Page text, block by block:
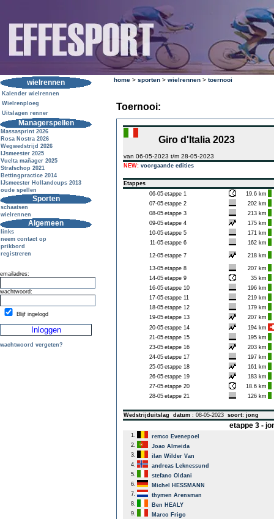
wielrennen
Kalender wielrennen
Wielrenploeg
Uitslagen renner
Managerspellen
Massasprint 2026
Rosa Nostra 2026
Wegwedstrijd 2026
IJsmeester 2025
Vuelta mañager 2025
Strafschop 2021
Bettingpractice 2014
IJsmeester Hollandcups 2013
oude spellen
Sporten
schaatsen
wielrennen
Algemeen
links
neem contact op
prikbord
registreren
emailadres:
wachtwoord:
Blijf ingelogd
wachtwoord vergeten?
home > sporten > wielrennen > toernooi
Toernooi:
Giro d'Italia 2023
van 06-05-2023 t/m 28-05-2023
NEW: voorgaande edities
Etappes
06-05 etappe 1
19.6 km
07-05 etappe 2
202 km
08-05 etappe 3
213 km
09-05 etappe 4
175 km
10-05 etappe 5
171 km
11-05 etappe 6 162 km
12-05 etappe 7 218 km
13-05 etappe 8
207 km
14-05 etappe 9
35 km
16-05 etappe 10
196 km
17-05 etappe 11
219 km
18-05 etappe 12
179 km
19-05 etappe 13
207 km
20-05 etappe 14
194 km
21-05 etappe 15
195 km
23-05 etappe 16
203 km
24-05 etappe 17
197 km
25-05 etappe 18
161 km
26-05 etappe 19
183 km
27-05 etappe 20
18.6 km
28-05 etappe 21 126 km
Wedstrijduitslag datum : 08-05-2023 soort: jong
etappe 3 -
1.
remco Evenepoel
2.
Joao Almeida
3.
ilan Wilder Van
4.
andreas Leknessund
5.
stefano Oldani
6.
Michel HESSMANN
7.
thymen Arensman
8.
Ben HEALY
9.
Marco Frigo